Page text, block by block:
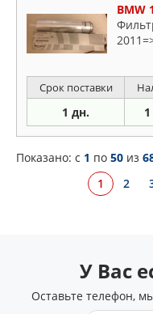
BMW
Срок поставки
1 дн.
Показано: c 1 по 50 из
1
2
У Вас
Оставьте телефон,